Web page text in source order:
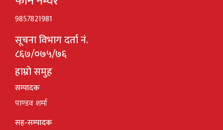
9857821981
सूचना विभाग दर्ता नं.
८६७/०७५/७६
हाम्रो समुह
सम्पादक
पाण्डव शर्मा
सह-सम्पादक